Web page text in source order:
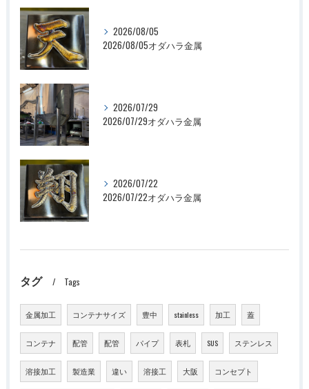
2026/08/05
2026/08/05オダハラ金属
2026/07/29
2026/07/29オダハラ金属
2026/07/22
2026/07/22オダハラ金属
タグ Tags
金属加工 コンテナサイズ 豊中 stainless 加工 蓋
コンテナ 配管 配管 パイプ 表札 SUS ステンレス
溶接加工 製造業 違い 溶接工 大阪 コンセプト